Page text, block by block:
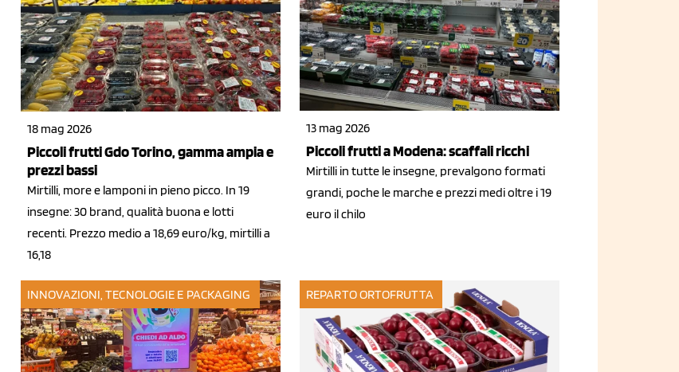
18 mag 2026
Piccoli frutti Gdo Torino, gamma ampia e
prezzi bassi
Mirtilli, more e lamponi in pieno picco. In 19
insegne: 30 brand, qualità buona e lotti
recenti. Prezzo medio a 18,69 euro/kg, mirtilli a
16,18
13 mag 2026
Piccoli frutti a Modena: scaffali ricchi
Mirtilli in tutte le insegne, prevalgono formati
grandi, poche le marche e prezzi medi oltre i 19
euro il chilo
INNOVAZIONI, TECNOLOGIE E PACKAGING REPARTO ORTOFRUTTA